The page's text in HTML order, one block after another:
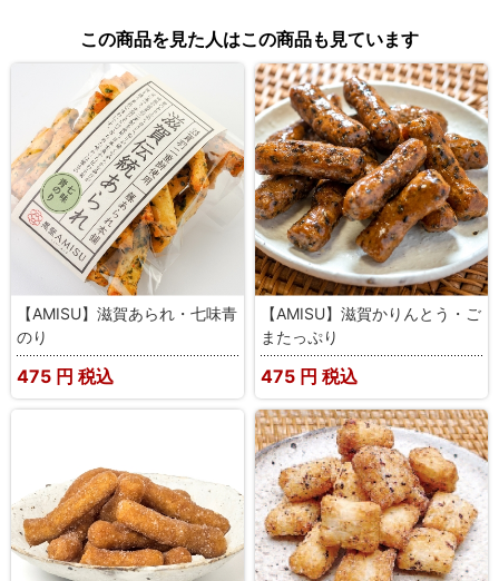
この商品を見た人はこの商品も見ています
【AMISU】滋賀あられ・七味青
のり
475 円 税込
【AMISU】滋賀かりんとう・ご
またっぷり
475 円 税込